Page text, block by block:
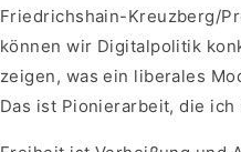
Friedrichshain-Kreuzberg/
können wir Digitalpolitik
zeigen, was ein liberales
Das ist Pionierarbeit, die